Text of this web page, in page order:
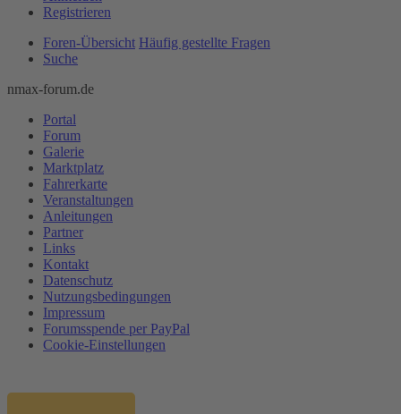
Registrieren
Foren-Übersicht Häufig gestellte Fragen
Suche
nmax-forum.de
Portal
Forum
Galerie
Marktplatz
Fahrerkarte
Veranstaltungen
Anleitungen
Partner
Links
Kontakt
Datenschutz
Nutzungsbedingungen
Impressum
Forumsspende per PayPal
Cookie-Einstellungen